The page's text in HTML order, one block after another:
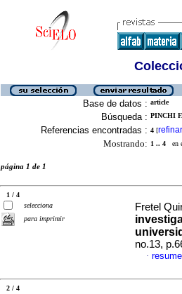
Base de datos : article
Búsqueda : PINCHI
Referencias encontradas : 4 [refinar
Mostrando: 1 .. 4 en
página 1 de 1
1 / 4
selecciona
para imprimir
Fretel
no.13,
·
2 / 4